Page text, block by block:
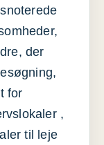
der
for
,
til leje